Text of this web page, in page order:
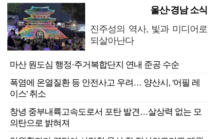
울산·경남 소식
진주성의 역사, 빛과 미디어로
되살아난다
마산 원도심 행정·주거복합단지 연내 준공 수순
폭염에 온열질환 등 안전사고 우려… 양산시, '어필 레
이스' 취소
창녕 중부내륙고속도로서 포탄 발견…살상력 없는 모
의탄으로 밝혀져